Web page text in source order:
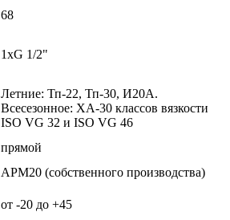
68
1хG 1/2"
Летние: Тп-22, Тп-30, И20А.
Всесезонное: ХА-30 классов вязкости
ISO VG 32 и ISO VG 46
прямой
АРМ20 (собственного производства)
от -20 до +45